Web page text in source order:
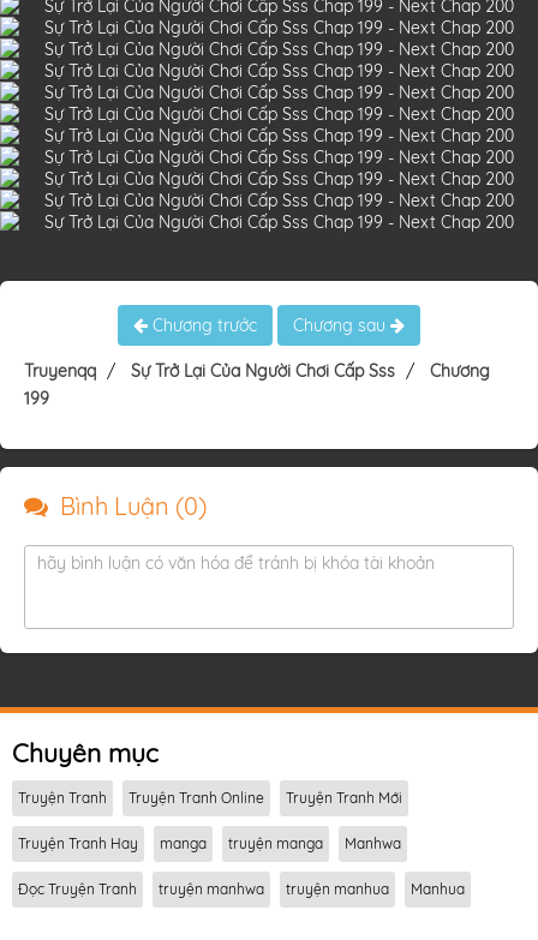
Chương trước Chương sau
Truyenqq Sự Trở Lại Của Người Chơi Cấp Sss
Chương
199
Bình Luận (0)
hãy bình luận có văn hóa để tránh bị khóa tài khoản
Chuyên mục
Truyện Tranh Truyện Tranh Online Truyện Tranh Mới
Truyện Tranh Hay manga truyện manga Manhwa
Đọc Truyện Tranh truyện manhwa truyện manhua Manhua